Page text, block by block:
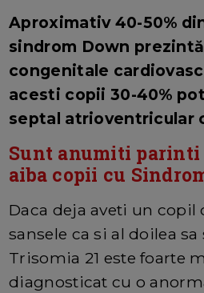
Aproximativ 40-50%
sindrom Down
congenitale
acesti copii 30-40%
septal atrioventricular
Sunt anumiti parinti
aiba copii cu
Daca deja aveti un
sansele ca si al doilea sa
Trisomia 21 este foarte
diagnosticat cu o